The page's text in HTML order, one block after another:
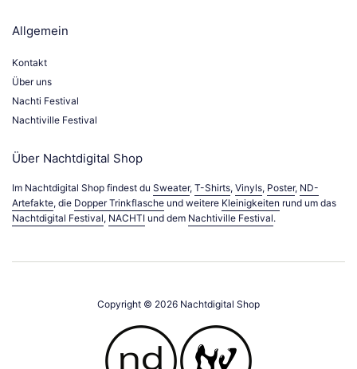
Allgemein
Kontakt
Über uns
Nachti Festival
Nachtiville Festival
Über Nachtdigital Shop
Im Nachtdigital Shop findest du Sweater, T-Shirts, Vinyls, Poster, ND-
Artefakte, die Dopper Trinkflasche und weitere Kleinigkeiten rund um das
Nachtdigital Festival, NACHTI und dem Nachtiville Festival.
Copyright © 2026 Nachtdigital Shop